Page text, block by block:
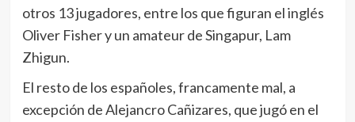
otros 13 jugadores, entre los que figuran el inglés
Oliver Fisher y un amateur de Singapur, Lam
Zhigun.
El resto de los españoles, francamente mal, a
excepción de Alejancro Cañizares, que jugó en el